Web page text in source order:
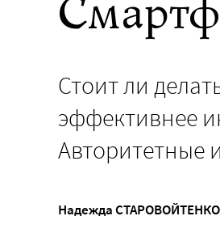
Стоит ли
эффективнее
Авторитетные
Надежда СТАРОВОЙТЕНКО